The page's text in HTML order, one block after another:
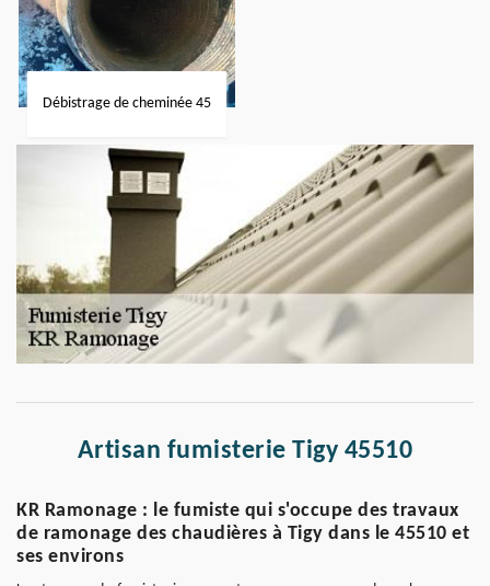
Débistrage de cheminée 45
Artisan fumisterie Tigy 45510
KR Ramonage : le fumiste qui s'occupe des travaux
de ramonage des chaudières à Tigy dans le 45510 et
ses environs